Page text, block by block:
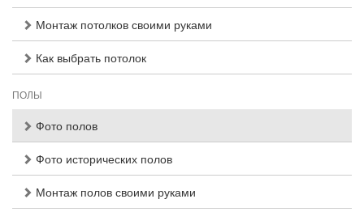
Монтаж потолков своими руками
Как выбрать потолок
ПОЛЫ
Фото полов
Фото исторических полов
Монтаж полов своими руками